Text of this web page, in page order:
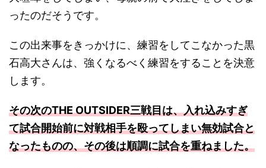
ったのだそうです。
この出来事をきっかけに、練習をしてこなかった黒
石高大さんは、強くなるべく練習をすることを決意
します。
その次のTHE OUTSIDER三戦目は、入れ込みすぎ
て試合開始前に対戦相手を殴ってしまい無効試合と
なったものの、その後は順調に試合を重ねました。